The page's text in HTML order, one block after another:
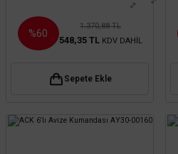
%60
1.370,88 TL
548,35 TL KDV DAHİL
Sepete Ekle